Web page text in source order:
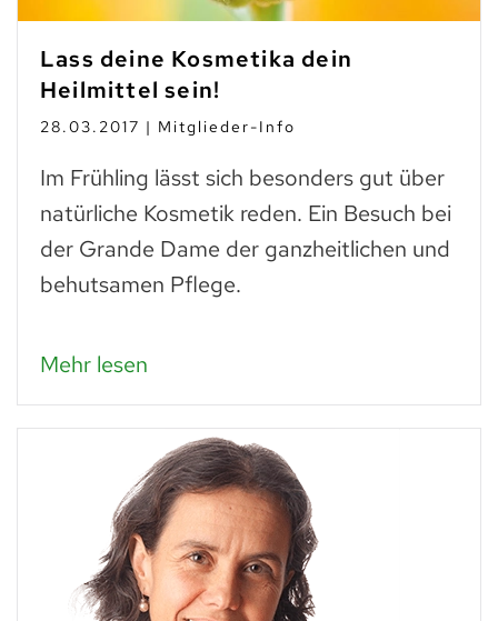
Lass deine Kosmetika dein
Heilmittel sein!
28.03.2017 | Mitglieder-Info
Im Frühling lässt sich besonders gut über
natürliche Kosmetik reden. Ein Besuch bei
der Grande Dame der ganzheitlichen und
behutsamen Pflege.
Mehr lesen